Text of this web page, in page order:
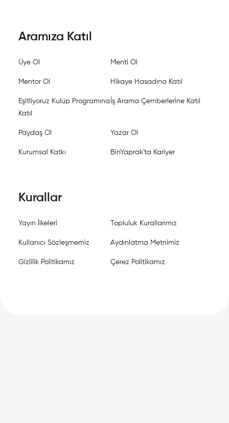
Aramıza Katıl
Üye Ol Menti Ol
Mentor Ol Hikaye Hasadına Katıl
Eşitliyoruz Kulüp Programına
Katıl
İş Arama Çemberlerine Katıl
Paydaş Ol Yazar Ol
Kurumsal Katkı BinYaprak'ta Kariyer
Kurallar
Yayın İlkeleri Topluluk Kurallarımız
Kullanıcı Sözleşmemiz Aydınlatma Metnimiz
Gizlilik Politikamız Çerez Politikamız